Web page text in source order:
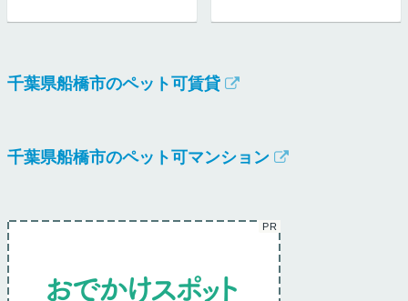
千葉県船橋市のペット可賃貸
千葉県船橋市のペット可マンション